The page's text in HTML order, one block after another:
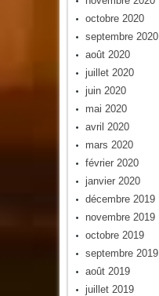
octobre 2020
septembre 2020
août 2020
juillet 2020
juin 2020
mai 2020
avril 2020
mars 2020
février 2020
janvier 2020
décembre 2019
novembre 2019
octobre 2019
septembre 2019
août 2019
juillet 2019